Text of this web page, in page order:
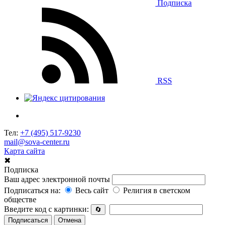
Подписка
RSS
Тел: +7 (495) 517-9230
mail@sova-center.ru
Карта сайта
✖
Подписка
Ваш адрес электронной почты
Подписаться на:
Весь сайт
Религия в светском
обществе
Введите код с картинки:
🔄
Подписаться
Отмена